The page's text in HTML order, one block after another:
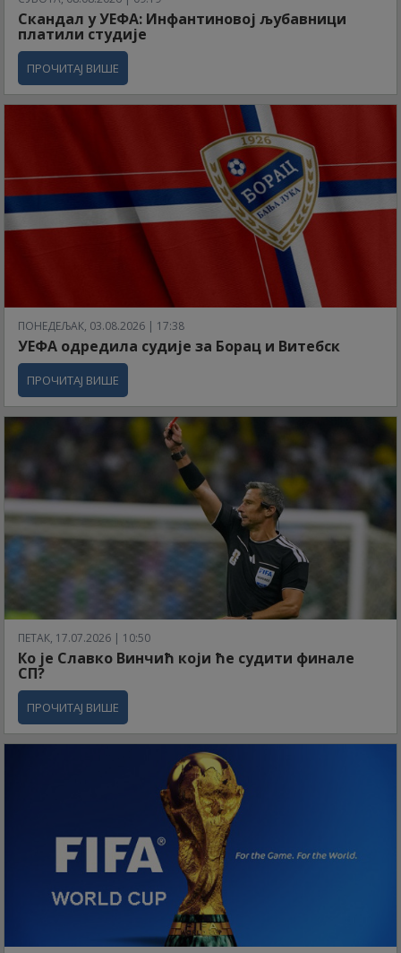
Скандал у УЕФА: Инфантиновој љубавници
платили студије
ПРОЧИТАЈ ВИШЕ
ПОНЕДЕЉАК, 03.08.2026 | 17:38
УЕФА одредила судије за Борац и Витебск
ПРОЧИТАЈ ВИШЕ
ПЕТАК, 17.07.2026 | 10:50
Ко је Славко Винчић који ће судити финале
СП?
ПРОЧИТАЈ ВИШЕ